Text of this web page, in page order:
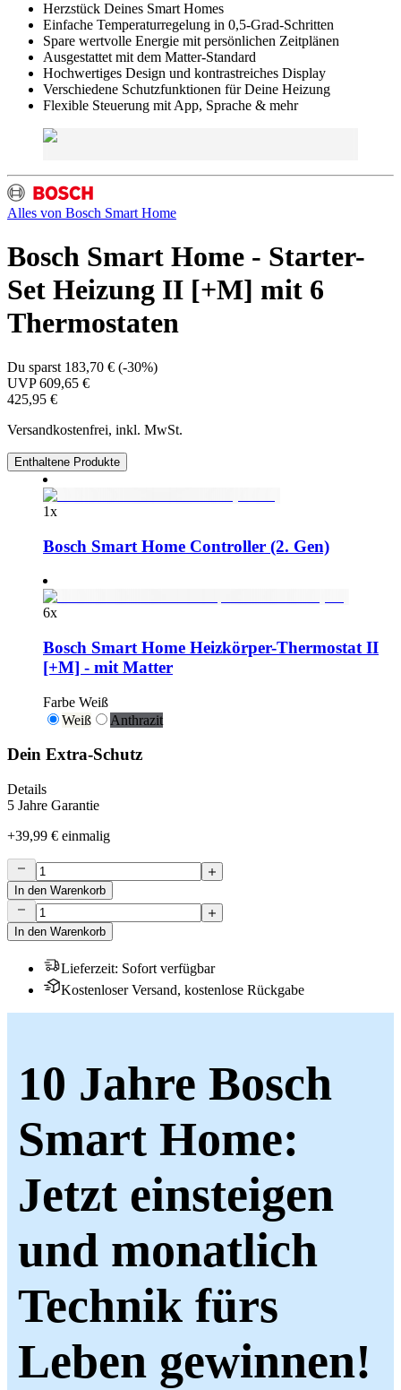
Herzstück Deines Smart Homes
Einfache Temperaturregelung in 0,5-Grad-Schritten
Spare wertvolle Energie mit persönlichen Zeitplänen
Ausgestattet mit dem Matter-Standard
Hochwertiges Design und kontrastreiches Display
Verschiedene Schutzfunktionen für Deine Heizung
Flexible Steuerung mit App, Sprache & mehr
Alles von Bosch Smart Home
Bosch Smart Home - Starter-
Set Heizung II [+M] mit 6
Thermostaten
Du sparst 183,70 € (-30%)
UVP609,65 €
425,95 €
Versandkostenfrei, inkl. MwSt.
Enthaltene Produkte
1x
Bosch Smart Home Controller (2. Gen)
6x
Bosch Smart Home Heizkörper-Thermostat II
[+M] - mit Matter
Farbe Weiß
Weiß
Anthrazit
Dein Extra-Schutz
Details
5 Jahre Garantie
+39,99 € einmalig
In den Warenkorb
In den Warenkorb
Lieferzeit: Sofort verfügbar
Kostenloser Versand, kostenlose Rückgabe
10 Jahre Bosch
Smart Home:
Jetzt einsteigen
und monatlich
Technik fürs
Leben gewinnen!